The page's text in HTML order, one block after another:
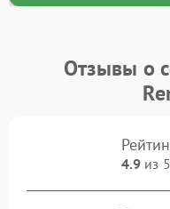
Отзывы о
4.9из 5